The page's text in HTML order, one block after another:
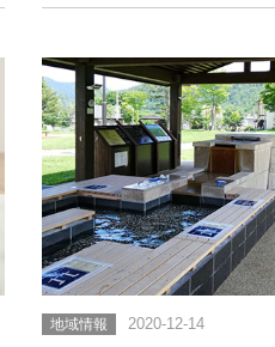
地域情報 2020-12-14